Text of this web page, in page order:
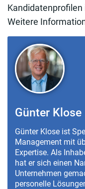
Kandidatenprofilen
Weitere
Günter Klose
Günter Klose ist
Management mit
Expertise. Als
hat er sich einen
Unternehmen
personelle